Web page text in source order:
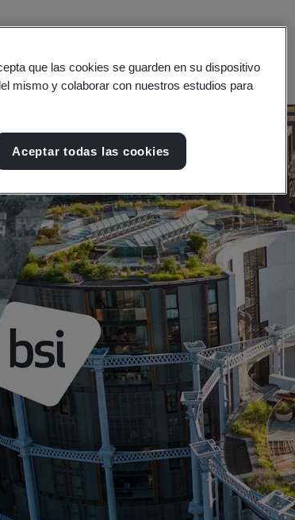
que las cookies se guarden en su dispositivo
mismo y colaborar con nuestros estudios para
Aceptar todas las cookies